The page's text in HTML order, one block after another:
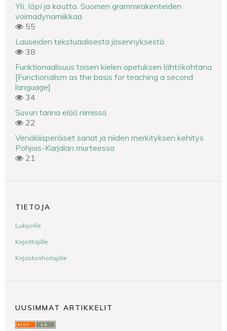
Yli läpi ja kautta . Suomen grammirakenteiden
voimadynamiikkaa
55
Lauseiden tekstuaalisesta jäsennyksestä
38
Funktionaalisuus toisen kielen opetuksen lähtökohtana
[Functionalism as the basis for teaching a second
language]
34
Suvun tarina elää nimissä
22
Venäläisperäiset sanat ja niiden merkityksen kehitys
Pohjois-Karjalan murteessa
21
TIETOJA
Lukijoille
Kirjoittajille
Kirjastonhoitajille
UUSIMMAT ARTIKKELIT